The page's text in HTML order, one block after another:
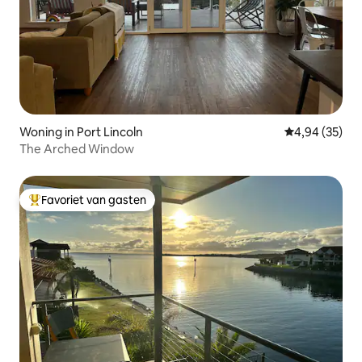
Woning in Port Lincoln Gemiddelde
4,94 (35)
The Arched Window
Topfavoriet van gasten
Favoriet van gasten